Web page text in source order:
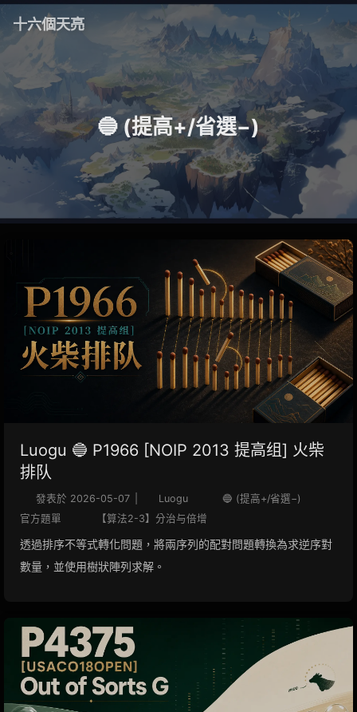
十六個天亮
🔵 (提高+/省選−)
Luogu 🔵 P1966 [NOIP 2013 提高组] 火柴
排队
發表於 2026-05-07 Luogu
🔵 (提高+/省選−)
官方題單
【算法2-3】分治与倍增
透過排序不等式轉化問題，將兩序列的配對問題轉換為求逆序對
數量，並使用樹狀陣列求解。